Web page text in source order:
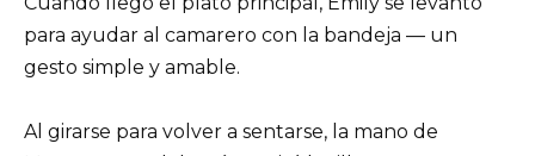
para ayudar al camarero con la bandeja — un
gesto simple y amable.
Al girarse para volver a sentarse, la mano de